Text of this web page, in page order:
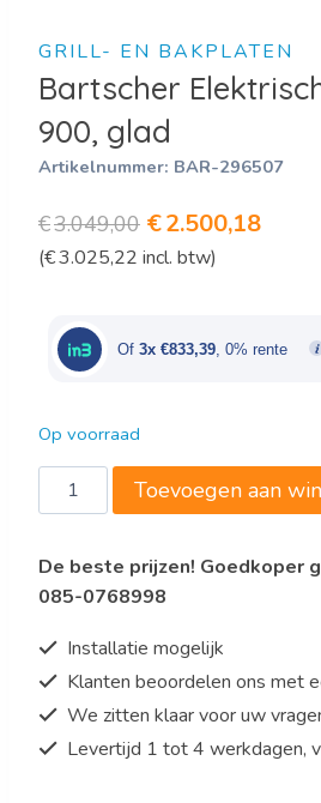
GRILL- EN BAKPLATEN
Bartscher
900, glad
Artikelnummer: BAR-296507
€3.049,00 Oorspronkelijke
prijs
€3.049,00.
€2.500,18
(€3.025,22 incl. btw)
Of 3x €833,39, 0% rente
Op voorraad
Bartscher
Elektrische
900,
glad
Toevoegen aan
De beste prijzen! Goedkoper
085-0768998
Installatie mogelijk
Klanten beoordelen ons met
We zitten klaar voor uw
Levertijd 1 tot 4 werkdagen,